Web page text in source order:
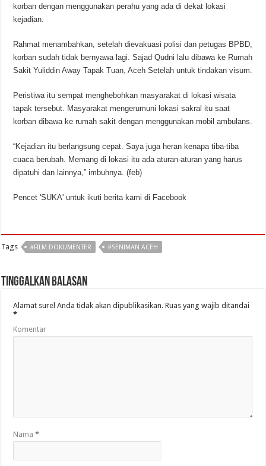
korban dengan menggunakan perahu yang ada di dekat lokasi
kejadian.
Rahmat menambahkan, setelah dievakuasi polisi dan petugas BPBD,
korban sudah tidak bernyawa lagi. Sajad Qudni lalu dibawa ke Rumah
Sakit Yuliddin Away Tapak Tuan, Aceh Setelah untuk tindakan visum.
Peristiwa itu sempat menghebohkan masyarakat di lokasi wisata
tapak tersebut. Masyarakat mengerumuni lokasi sakral itu saat
korban dibawa ke rumah sakit dengan menggunakan mobil ambulans.
“Kejadian itu berlangsung cepat. Saya juga heran kenapa tiba-tiba
cuaca berubah. Memang di lokasi itu ada aturan-aturan yang harus
dipatuhi dan lainnya,” imbuhnya. (feb)
Pencet 'SUKA' untuk ikuti berita kami di Facebook
Tags #FILM DOKUMENTER #SENIMAN ACEH
Tinggalkan Balasan
Alamat surel Anda tidak akan dipublikasikan. Ruas yang wajib ditandai
*
Komentar
Nama*